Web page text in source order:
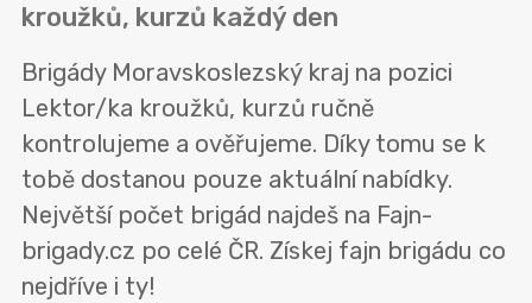
kroužků, kurzů každý den
Brigády Moravskoslezský kraj na pozici
Lektor/ka kroužků, kurzů ručně
kontrolujeme a ověřujeme. Díky tomu se k
tobě dostanou pouze aktuální nabídky.
Největší počet brigád najdeš na Fajn-
brigady.cz po celé ČR. Získej fajn brigádu co
nejdříve i ty!